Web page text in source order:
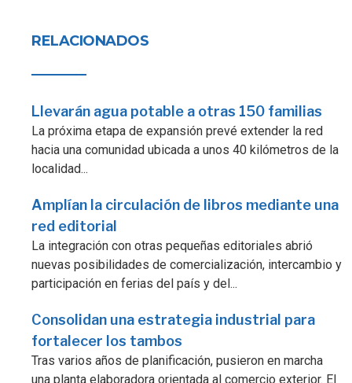
RELACIONADOS
Llevarán agua potable a otras 150 familias
La próxima etapa de expansión prevé extender la red
hacia una comunidad ubicada a unos 40 kilómetros de la
localidad...
Amplían la circulación de libros mediante una
red editorial
La integración con otras pequeñas editoriales abrió
nuevas posibilidades de comercialización, intercambio y
participación en ferias del país y del...
Consolidan una estrategia industrial para
fortalecer los tambos
Tras varios años de planificación, pusieron en marcha
una planta elaboradora orientada al comercio exterior. El